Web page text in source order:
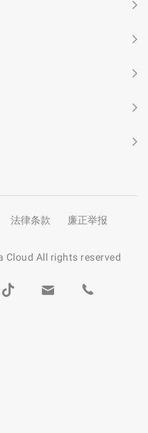
法律条款
廉正举报
Cloud All rights reserved